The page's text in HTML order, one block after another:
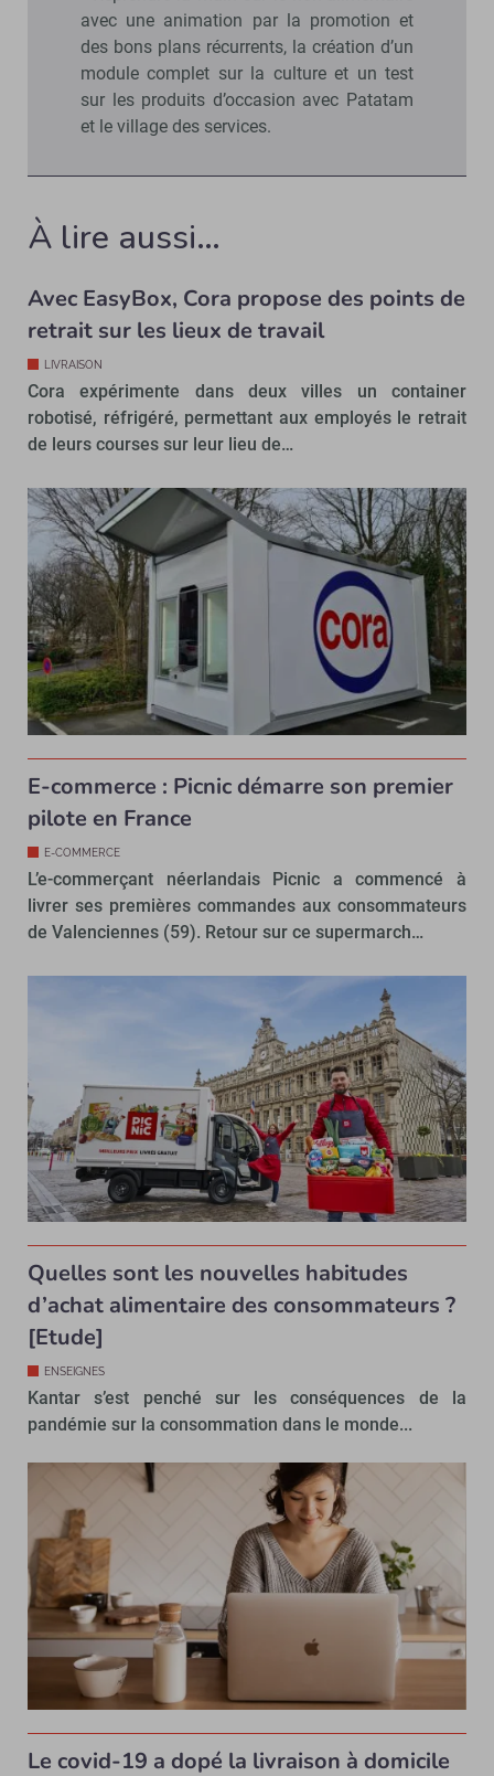
avec une animation par la promotion et
des bons plans récurrents, la création d’un
module complet sur la culture et un test
sur les produits d’occasion avec Patatam
et le village des services.
À lire aussi…
Avec EasyBox, Cora propose des points de
retrait sur les lieux de travail
LIVRAISON
Cora expérimente dans deux villes un container
robotisé, réfrigéré, permettant aux employés le retrait
de leurs courses sur leur lieu de…
E-commerce : Picnic démarre son premier
pilote en France
E-COMMERCE
L’e-commerçant néerlandais Picnic a commencé à
livrer ses premières commandes aux consommateurs
de Valenciennes (59). Retour sur ce supermarch…
Quelles sont les nouvelles habitudes
d’achat alimentaire des consommateurs ?
[Etude]
ENSEIGNES
Kantar s’est penché sur les conséquences de la
pandémie sur la consommation dans le monde...
Le covid-19 a dopé la livraison à domicile